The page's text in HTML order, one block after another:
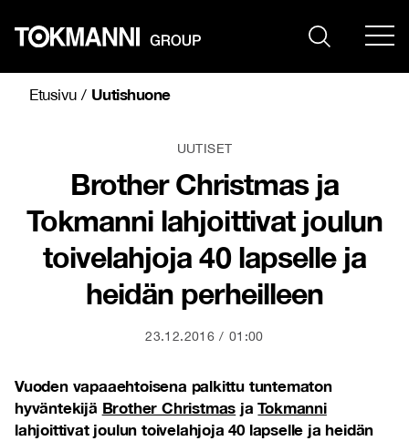
sisältöön
Etusivu/ Uutishuone
UUTISET
Brother Christmas ja
Tokmanni lahjoittivat joulun
toivelahjoja 40 lapselle ja
heidän perheilleen
23.12.2016 01:00
Vuoden vapaaehtoisena palkittu tuntematon
hyväntekijä Brother Christmas jaTokmanni
lahjoittivat joulun toivelahjoja 40 lapselle ja heidän